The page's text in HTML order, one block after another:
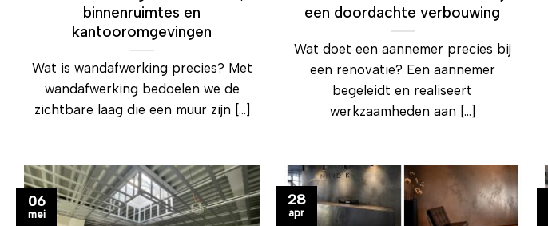
binnenruimtes en
kantooromgevingen
Wat is wandafwerking precies? Met
wandafwerking bedoelen we de
zichtbare laag die een muur zijn [...]
een doordachte verbouwing
Wat doet een aannemer precies bij
een renovatie? Een aannemer
begeleidt en realiseert
werkzaamheden aan [...]
06
mei
28
apr